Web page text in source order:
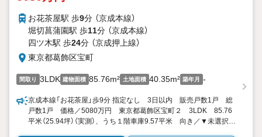
お花茶屋駅 歩9分 （京成本線）
堀切菖蒲園駅 歩11分 （京成本線）
四ツ木駅 歩24分 （京成押上線）
東京都葛飾区宝町
間取り 3LDK 建物面積 85.76m² 土地面積 40.35m² 築年月 -
京成本線「お花茶屋」歩9分 指定なし 3日以内 販売戸数1戸 総
戸数1戸 価格／5080万円 東京都葛飾区宝町２ 3LDK 85.76
平米（25.94坪）（実測）、うち１階車庫9.57平米 向き／▼未選択